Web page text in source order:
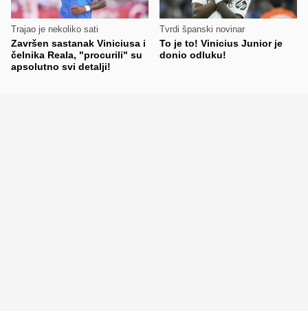
Trajao je nekoliko sati
Završen sastanak Viniciusa i
čelnika Reala, "procurili" su
apsolutno svi detalji!
Tvrdi španski novinar
To je to! Vinicius Junior je
donio odluku!